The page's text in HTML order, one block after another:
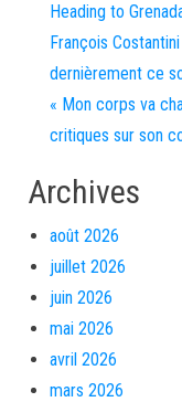
Heading to
François
dernièrement ce
« Mon corps va
critiques sur son
Archives
août 2026
juillet 2026
juin 2026
mai 2026
avril 2026
mars 2026